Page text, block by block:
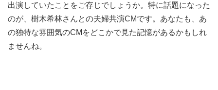
出演していたことをご存じでしょうか。特に話題になった
のが、樹木希林さんとの夫婦共演CMです。あなたも、あ
の独特な雰囲気のCMをどこかで見た記憶があるかもしれ
ませんね。